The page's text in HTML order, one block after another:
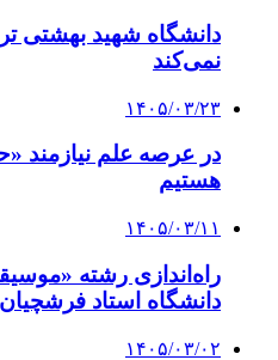
نمی‌کند
۱۴۰۵/۰۳/۲۳
در عرصه علم نیازمند
هستیم
۱۴۰۵/۰۳/۱۱
راه‌اندازی رشته
دانشگاه استاد فرشچیان
۱۴۰۵/۰۳/۰۲